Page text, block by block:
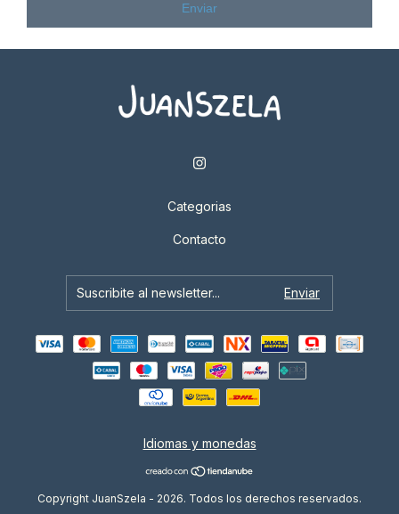
Enviar
Categorias
Contacto
Idiomas y monedas
Copyright JuanSzela - 2026. Todos los derechos reservados.